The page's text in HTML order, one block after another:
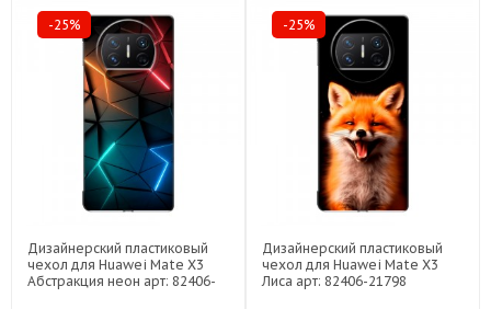
-25%
Дизайнерский пластиковый
чехол для Huawei Mate X3
Абстракция неон арт: 82406-
-25%
Дизайнерский пластиковый
чехол для Huawei Mate X3
Лиса арт: 82406-21798